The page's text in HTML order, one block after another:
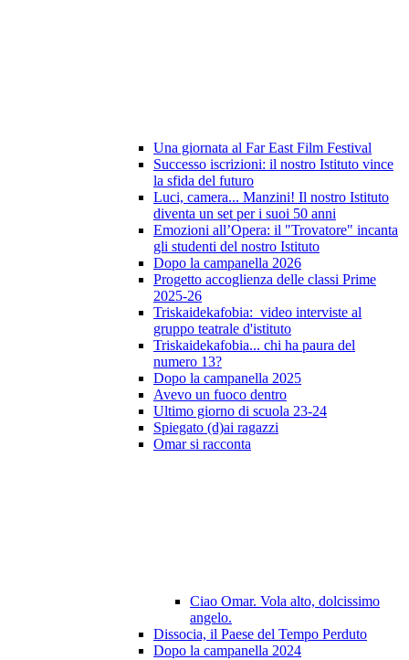
Una giornata al Far East Film Festival
Successo iscrizioni: il nostro Istituto vince
la sfida del futuro
Luci, camera... Manzini! Il nostro Istituto
diventa un set per i suoi 50 anni
Emozioni all’Opera: il "Trovatore" incanta
gli studenti del nostro Istituto
Dopo la campanella 2026
Progetto accoglienza delle classi Prime
2025-26
Triskaidekafobia: video interviste al
gruppo teatrale d'istituto
Triskaidekafobia... chi ha paura del
numero 13?
Dopo la campanella 2025
Avevo un fuoco dentro
Ultimo giorno di scuola 23-24
Spiegato (d)ai ragazzi
Omar si racconta
Ciao Omar. Vola alto, dolcissimo
angelo.
Dissocia, il Paese del Tempo Perduto
Dopo la campanella 2024